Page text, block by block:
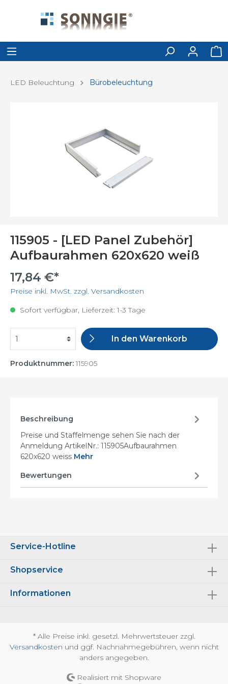
LED Beleuchtung Bürobeleuchtung
115905 - [LED Panel Zubehör]
Aufbaurahmen 620x620 weiß
17,84 €*
Preise inkl. MwSt. zzgl. Versandkosten
Sofort verfügbar, Lieferzeit: 1-3 Tage
In den Warenkorb
Produktnummer:115905
Beschreibung
Preise und Staffelmenge sehen Sie nach der
Anmeldung ArtikelNr.: 115905Aufbaurahmen
620x620 weiss Mehr
Bewertungen
Service-Hotline
Shopservice
Informationen
* Alle Preise inkl. gesetzl. Mehrwertsteuer zzgl.
Versandkosten und ggf. Nachnahmegebühren, wenn nicht
anders angegeben.
Realisiert mit Shopware